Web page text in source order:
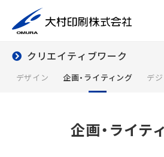
クリエイティブワーク
デザイン 企画・ライティング デ
企画・ライテ